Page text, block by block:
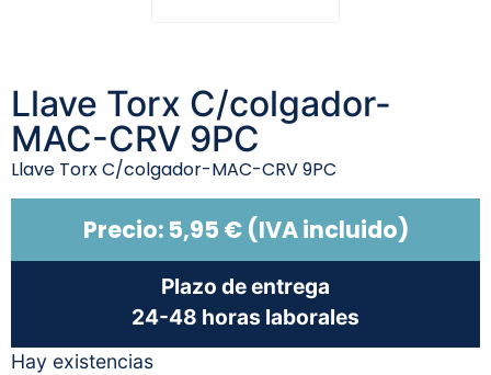
Llave Torx C/colgador-
MAC-CRV 9PC
Llave Torx C/colgador-MAC-CRV 9PC
Precio: 5,95 €(IVA incluido)
Plazo de entrega
24-48 horas laborales
Hay existencias